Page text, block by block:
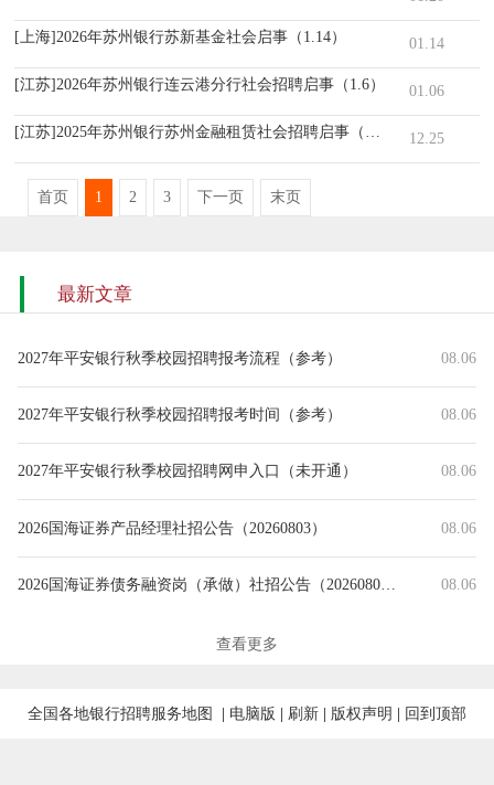
[上海]2026年苏州银行苏新基金社会启事（1.14） 01.14
[江苏]2026年苏州银行连云港分行社会招聘启事（1.6） 01.06
[江苏]2025年苏州银行苏州金融租赁社会招聘启事（12.25）12.25
首页 1 2 3 下一页 末页
最新文章
2027年平安银行秋季校园招聘报考流程（参考） 08.06
2027年平安银行秋季校园招聘报考时间（参考） 08.06
2027年平安银行秋季校园招聘网申入口（未开通） 08.06
2026国海证券产品经理社招公告（20260803） 08.06
2026国海证券债务融资岗（承做）社招公告（20260803） 08.06
2026年丹阳农商银行常态化社会招聘入围体检人员名单（第一批）
查看更多
全国各地银行招聘服务地图 电脑版 刷新 版权声明 回到顶部